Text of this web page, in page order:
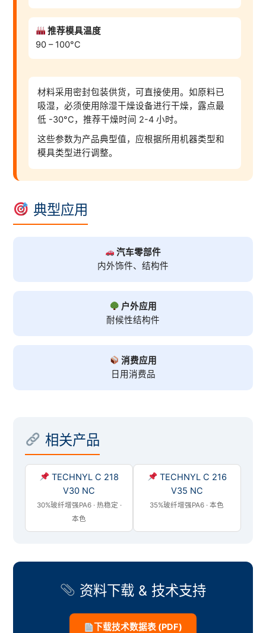
推荐模具温度
90 – 100°C
材料采用密封包装供货，可直接使用。如原料已
吸湿，必须使用除湿干燥设备进行干燥，露点最
低 -30°C，推荐干燥时间 2-4 小时。
这些参数为产品典型值，应根据所用机器类型和
模具类型进行调整。
典型应用
汽车零部件
内外饰件、结构件
户外应用
耐候性结构件
消费应用
日用消费品
相关产品
TECHNYL C 218
V30 NC
30%玻纤增强PA6 · 热稳定 ·
本色
TECHNYL C 216
V35 NC
35%玻纤增强PA6 · 本色
资料下载 & 技术支持
下载技术数据表 (PDF)